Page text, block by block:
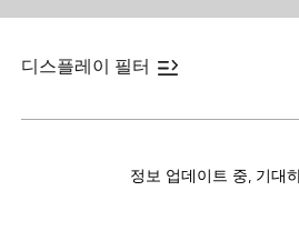
디스플레이 필터
정보 업데이트 중, 기대